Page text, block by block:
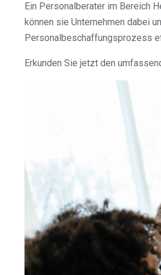
Ein Personalberater im Bereich
können sie Unternehmen dabei
Personalbeschaffungsprozess
Erkunden Sie jetzt den